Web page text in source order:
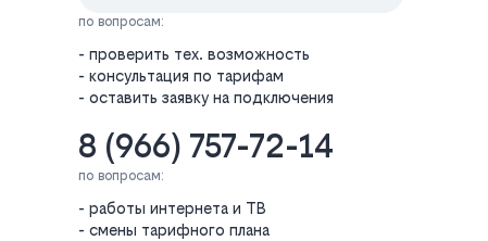
по вопросам:
- проверить тех. возможность
- консультация по тарифам
- оставить заявку на подключения
8 (966) 757-72-14
по вопросам:
- работы интернета и ТВ
- смены тарифного плана